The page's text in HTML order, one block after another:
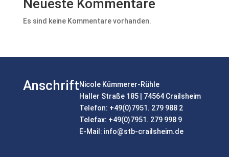
Neueste Kommentare
Es sind keine Kommentare vorhanden.
AnschriftNicole Kümmerer-Rühle
Haller Straße 185 | 74564 Crailsheim
Telefon: +49(0)7951. 279 988 2
Telefax: +49(0)7951. 279 998 9
E-Mail: info@stb-crailsheim.de